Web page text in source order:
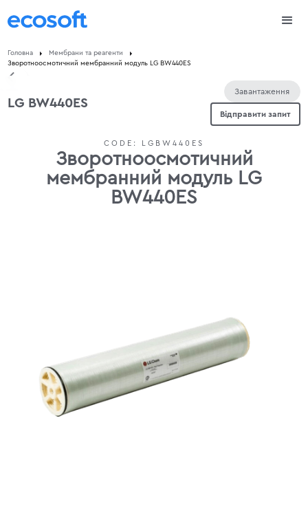
Головна
Мембрани та реагенти
Зворотноосмотичний мембранний модуль LG BW440ES
LG BW440ES
Завантаження
Відправити запит
CODE: LGBW440ES
Зворотноосмотичний
мембранний модуль LG
BW440ES